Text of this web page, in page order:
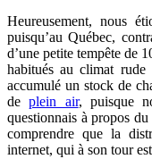
Heureusement, nous
puisqu’au Québec,
d’une petite tempête de
habitués au climat rude
accumulé un stock de
deplein air, puisque
questionnais à propos du
comprendre que la
internet, qui à son tour